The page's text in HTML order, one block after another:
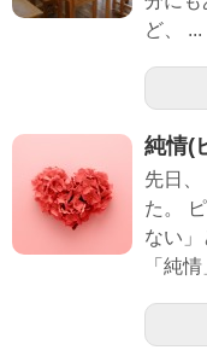
ど、 ...
純情(
先日
た。
ない
「純